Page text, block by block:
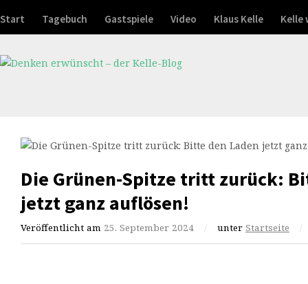
Start Tagebuch Gastspiele Video Klaus Kelle Kelle
Die Grünen-Spitze tritt zurück:
jetzt ganz auflösen!
Veröffentlicht am 25. September 2024 / unter Startseite /